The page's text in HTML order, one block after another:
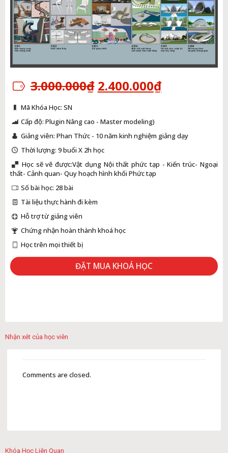
3.000.000₫ Giá
gốc
2.400.000₫Giá
hiện
Mã Khóa Học: SN
Cấp độ: Plugin Nâng cao - Master modeling)
Giảng viên: Phan Thức - 10 năm kinh nghiệm giảng dạy
Thời lượng: 9 buổi X 2h học
Học sẽ vẽ được:Vật dụng Nội thất phức tạp - Kiến trúc- Ngoại
thất- Cảnh quan- Quy hoạch hình khối Phức tạp
Số bài học: 28 bài
Tài liệu thực hành đi kèm
Hỗ trợ từ giảng viên
Chứng nhận hoàn thành khoá học
Học trên mọi thiết bị
ĐẶT MUA KHOÁ HỌC
Nhận xét của học viên
Comments are closed.
Khóa Học Liên Quan